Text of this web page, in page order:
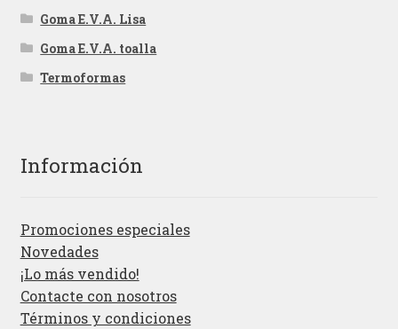
Goma E.V.A. Lisa
Goma E.V.A. toalla
Termoformas
Información
Promociones especiales
Novedades
¡Lo más vendido!
Contacte con nosotros
Términos y condiciones